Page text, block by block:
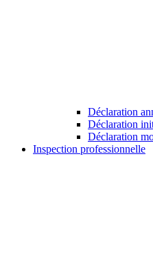
Déclaration
Déclaration
Déclaration
Inspection professionnelle